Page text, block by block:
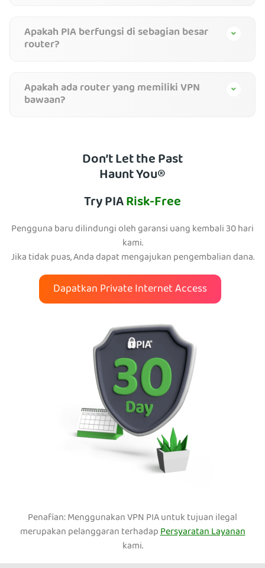
Apakah PIA berfungsi di sebagian besar
router?
Apakah ada router yang memiliki VPN
bawaan?
Don’t Let the Past
Haunt You®
Try PIARisk-Free
Pengguna baru dilindungi oleh garansi uang kembali 30 hari
kami.
Jika tidak puas, Anda dapat mengajukan pengembalian dana.
Dapatkan Private Internet Access
Penafian: Menggunakan VPN PIA untuk tujuan ilegal
merupakan pelanggaran terhadapPersyaratan Layanan
kami.